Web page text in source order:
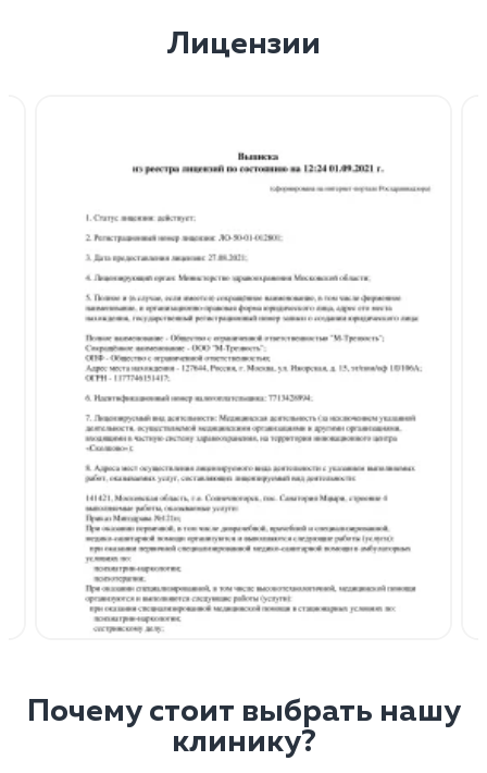
Лицензии
Почему стоит выбрать нашу
клинику?